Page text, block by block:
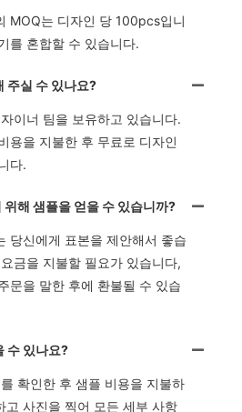
MOQ는 디자인 당 100pcs입니
를 혼합할 수 있습니다.
주실 수 있나요?
이너 팀을 보유하고 있습니다.
용을 지불한 후 무료로 디자인
다.
위해 샘플을 얻을 수 있습니까?
당신에게 표본을 제안해서 좋습
금을 지불할 필요가 있습니다,
문을 말한 후에 환불될 수 있습
수 있나요?
확인한 후 샘플 비용을 지불하
고 사진을 찍어 모든 세부 사항